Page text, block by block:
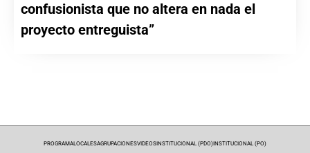
confusionista que no altera en nada el
proyecto entreguista”
PROGRAMALOCALESAGRUPACIONESVIDEOSINSTITUCIONAL (PDO)INSTITUCIONAL (PO)